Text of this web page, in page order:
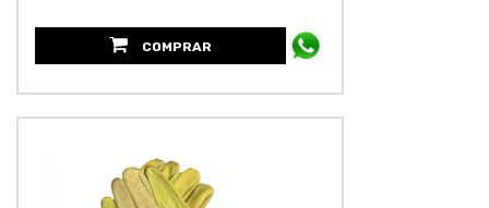
COMPRAR